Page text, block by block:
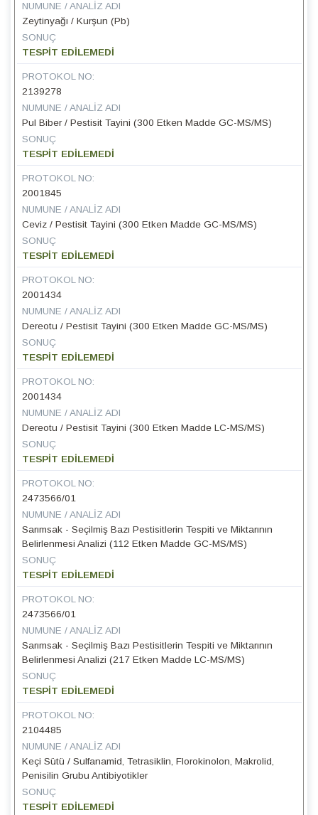
NUMUNE / ANALIZ ADI
Zeytinyağı / Kurşun (Pb)
SONUÇ
TESPİT EDİLEMEDİ
PROTOKOL NO:
2139278
NUMUNE / ANALIZ ADI
Pul Biber / Pestisit Tayini (300 Etken Madde GC-MS/MS)
SONUÇ
TESPİT EDİLEMEDİ
PROTOKOL NO:
2001845
NUMUNE / ANALIZ ADI
Ceviz / Pestisit Tayini (300 Etken Madde GC-MS/MS)
SONUÇ
TESPİT EDİLEMEDİ
PROTOKOL NO:
2001434
NUMUNE / ANALIZ ADI
Dereotu / Pestisit Tayini (300 Etken Madde GC-MS/MS)
SONUÇ
TESPİT EDİLEMEDİ
PROTOKOL NO:
2001434
NUMUNE / ANALIZ ADI
Dereotu / Pestisit Tayini (300 Etken Madde LC-MS/MS)
SONUÇ
TESPİT EDİLEMEDİ
PROTOKOL NO:
2473566/01
NUMUNE / ANALIZ ADI
Sarımsak - Seçilmiş Bazı Pestisitlerin Tespiti ve Miktarının
Belirlenmesi Analizi (112 Etken Madde GC-MS/MS)
SONUÇ
TESPİT EDİLEMEDİ
PROTOKOL NO:
2473566/01
NUMUNE / ANALIZ ADI
Sarımsak - Seçilmiş Bazı Pestisitlerin Tespiti ve Miktarının
Belirlenmesi Analizi (217 Etken Madde LC-MS/MS)
SONUÇ
TESPİT EDİLEMEDİ
PROTOKOL NO:
2104485
NUMUNE / ANALIZ ADI
Keçi Sütü / Sulfanamid, Tetrasiklin, Florokinolon, Makrolid,
Penisilin Grubu Antibiyotikler
SONUÇ
TESPİT EDİLEMEDİ